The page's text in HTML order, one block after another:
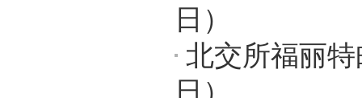
日）
北交所福丽
日）